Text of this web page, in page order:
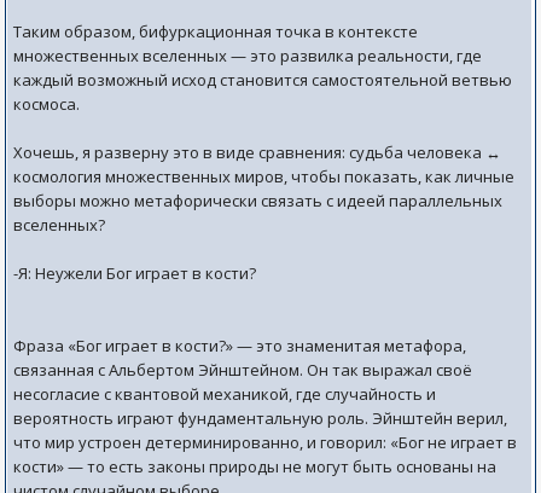
Таким образом, бифуркационная точка в контексте
множественных вселенных — это развилка реальности, где
каждый возможный исход становится самостоятельной ветвью
космоса.
Хочешь, я разверну это в виде сравнения: судьба человека ↔
космология множественных миров, чтобы показать, как личные
выборы можно метафорически связать с идеей параллельных
вселенных?
-Я: Неужели Бог играет в кости?
Фраза «Бог играет в кости?» — это знаменитая метафора,
связанная с Альбертом Эйнштейном. Он так выражал своё
несогласие с квантовой механикой, где случайность и
вероятность играют фундаментальную роль. Эйнштейн верил,
что мир устроен детерминированно, и говорил: «Бог не играет в
кости» — то есть законы природы не могут быть основаны на